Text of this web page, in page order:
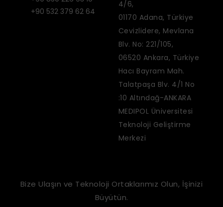
+90 532 379 62 64
4/6,
01170 Adana, Türkiye
Cevizlidere, Mevlana
Blv. No: 221/105,
06520 Ankara, Türkiye
Hacı Bayram Mah.
Talatpaşa Blv. 4/1 No
:10 Altındağ-ANKARA
MEDIPOL Üniversitesi
Teknoloji Geliştirme
Merkezi
Bize Ulaşın ve Teknoloji Ortaklarımız Olun, İşinizi
Büyütün.